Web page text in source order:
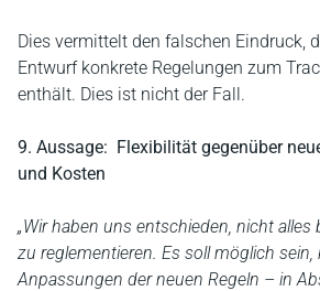
Dies vermittelt den falschen Eindruck,
Entwurf konkrete Regelungen zum
enthält. Dies ist nicht der Fall.
9. Aussage: Flexibilität gegenüber
und Kosten
„Wir haben uns entschieden, nicht alles
zu reglementieren. Es soll möglich sein,
Anpassungen der neuen Regeln – in